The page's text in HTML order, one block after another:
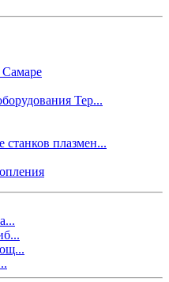
Самаре
Тер...
плазмен...